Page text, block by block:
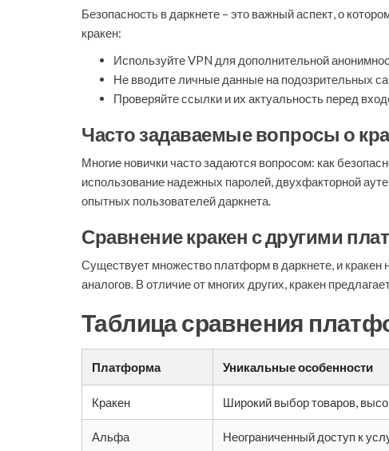
Безопасность в даркнете – это важный аспект, о
кракен:
Используйте VPN для дополнительной
Не вводите личные данные на подозрительных
Проверяйте ссылки и их актуальность перед
Часто задаваемые вопросы о
Многие новички часто задаются вопросом: как
использование надежных паролей, двухфакторной
опытных пользователей даркнета.
Сравнение кракен с другими
Существует множество платформ в даркнете, и кракен
аналогов. В отличие от многих других, кракен
Таблица сравнения
Платформа Уникальные особенности
Кракен Широкий выбор товаров,
Альфа Неограниченный доступ к